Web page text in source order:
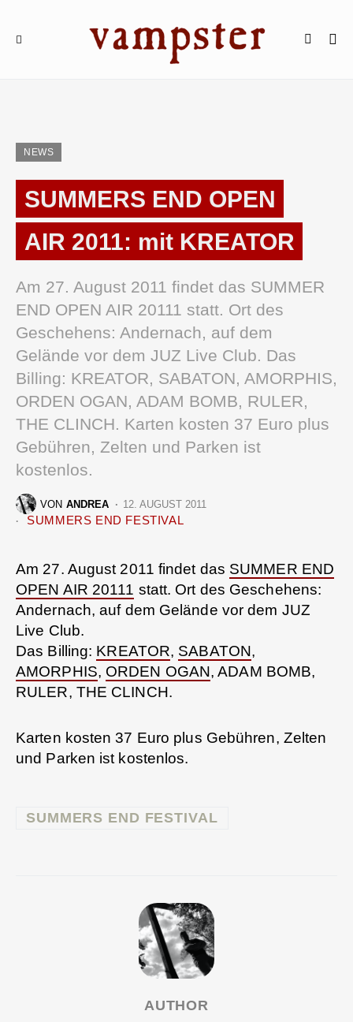
NEWS
SUMMERS END OPEN
AIR 2011: mit KREATOR
Am 27. August 2011 findet das SUMMER
END OPEN AIR 20111 statt. Ort des
Geschehens: Andernach, auf dem
Gelände vor dem JUZ Live Club. Das
Billing: KREATOR, SABATON, AMORPHIS,
ORDEN OGAN, ADAM BOMB, RULER,
THE CLINCH. Karten kosten 37 Euro plus
Gebühren, Zelten und Parken ist
kostenlos.
VON ANDREA 12. AUGUST 2011
SUMMERS END FESTIVAL
Am 27. August 2011 findet das SUMMER END
OPEN AIR 20111 statt. Ort des Geschehens:
Andernach, auf dem Gelände vor dem JUZ
Live Club.
Das Billing: KREATOR, SABATON,
AMORPHIS, ORDEN OGAN, ADAM BOMB,
RULER, THE CLINCH.
Karten kosten 37 Euro plus Gebühren, Zelten
und Parken ist kostenlos.
SUMMERS END FESTIVAL
AUTHOR